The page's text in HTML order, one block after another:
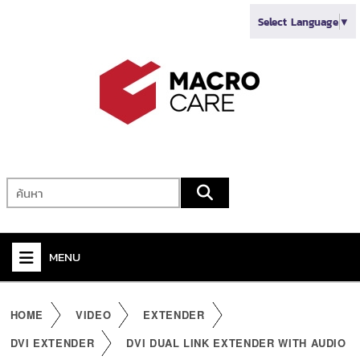
Select Language▼
MENU
+
HOME VIDEO
EXTENDER
DVI EXTENDER
DVI DUAL LINK EXTENDER WITH AUDIO